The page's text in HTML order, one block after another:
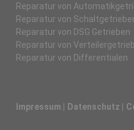
Reparatur von
Reparatur von
Reparatur von DSG Getrieben
Reparatur von
Reparatur von Differentialen
Impressum Datenschutz